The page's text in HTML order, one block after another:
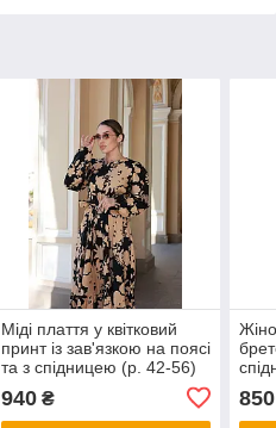
Міді плаття у квітковий
принт із зав'язкою на поясі
та з спідницею (р. 42-56)
940₴ 850